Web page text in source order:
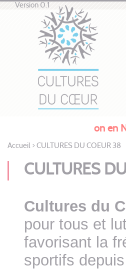
Version 0.1
Accueil > CULTURES DU COEUR 38
CULTURES
Cultures du
pour tous et
favorisant la
sportifs